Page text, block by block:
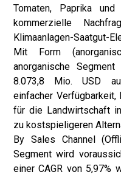
Tomaten, Paprika
kommerzielle
Klimaanlagen-Saatgut-
Mit Form
anorganische
8.073,8 Mio. USD
einfacher Verfügbarkeit,
für die Landwirtschaft
zu kostspieligeren
By Sales Channel
Segment wird
einer CAGR von 5,97%